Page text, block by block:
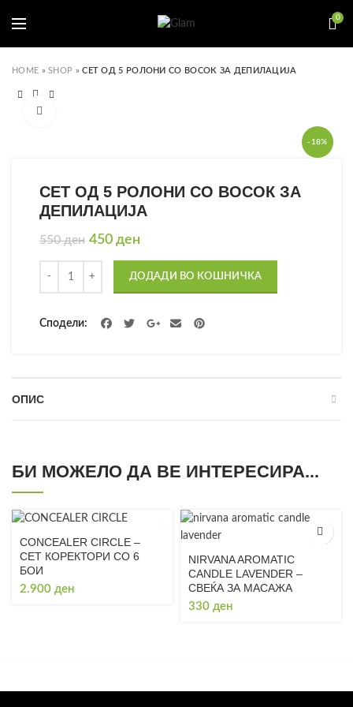
0
HOME »SHOP »СЕТ ОД 5 РОЛОНИ СО ВОСОК ЗА ДЕПИЛАЦИЈА
-18%
СЕТ ОД 5 РОЛОНИ СО ВОСОК ЗА
ДЕПИЛАЦИЈА
550ден Original
was:
550 ден.
450 ден
is:
450 ден.
ДОДАДИ ВО КОШНИЧКА
Сподели
ОПИС
БИ МОЖЕЛО ДА ВЕ ИНТЕРЕСИРА...
CONCEALER CIRCLE –
СЕТ КОРЕКТОРИ СО 6
БОИ
2.900 ден
NIRVANA AROMATIC
CANDLE LAVENDER –
СВЕЌА ЗА МАСАЖА
330 ден